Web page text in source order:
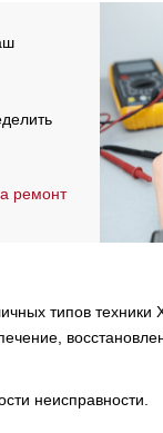
ремонт
типов техники
неисправности.